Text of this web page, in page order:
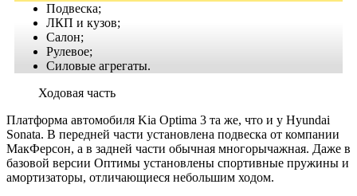
Подвеска;
ЛКП и кузов;
Салон;
Рулевое;
Силовые агрегаты.
Ходовая часть
Платформа автомобиля Kia Optima 3 та же, что и у Hyundai
Sonata. В передней части установлена подвеска от компании
МакФерсон, а в задней части обычная многорычажная. Даже в
базовой версии Оптимы установлены спортивные пружины и
амортизаторы, отличающиеся небольшим ходом.